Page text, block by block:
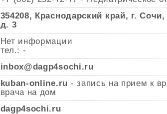
354208, Краснодарский край, г.
д. 3
Нет информации
тел.: -
inbox@dagp4sochi.ru
kuban-online.ru - запись на прием к
врача на дом
dagp4sochi.ru